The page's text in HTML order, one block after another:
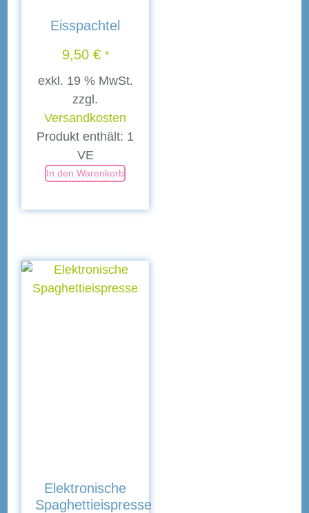
Eisspachtel
9,50 € *
exkl. 19 % MwSt.
zzgl.
Versandkosten
Produkt enthält: 1
VE
In den Warenkorb
Elektronische
Spaghettieispresse